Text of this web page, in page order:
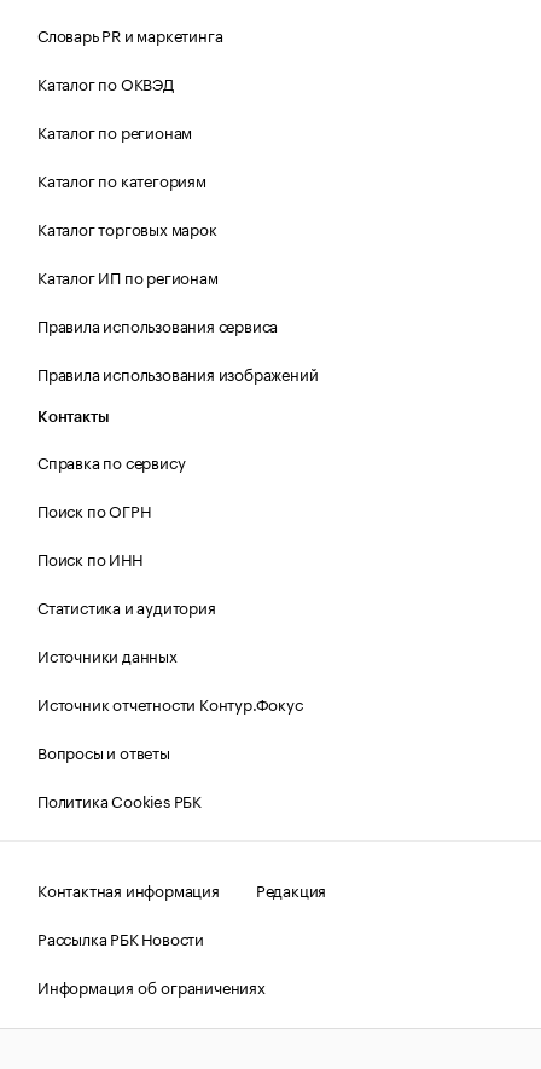
Словарь PR и маркетинга
Каталог по ОКВЭД
Каталог по регионам
Каталог по категориям
Каталог торговых марок
Каталог ИП по регионам
Правила использования сервиса
Правила использования изображений
Контакты
Справка по сервису
Поиск по ОГРН
Поиск по ИНН
Статистика и аудитория
Источники данных
Источник отчетности Контур.Фокус
Вопросы и ответы
Политика Cookies РБК
Контактная информация
Редакция
Рассылка РБК Новости
Информация об ограничениях
Правовая информация
О соблюдении авторских прав